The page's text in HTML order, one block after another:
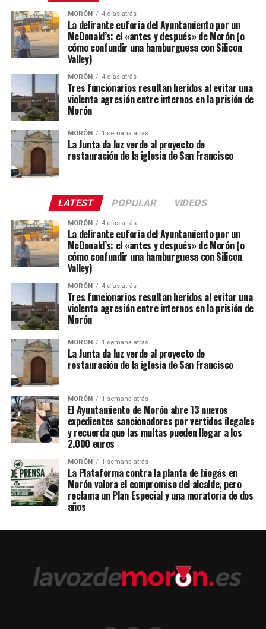
MORÓN 4 días atrás
La delirante euforia del Ayuntamiento por un
McDonald’s: el «antes y después» de Morón (o
cómo confundir una hamburguesa con Silicon
Valley)
MORÓN 4 días atrás
Tres funcionarios resultan heridos al evitar una
violenta agresión entre internos en la prisión de
Morón
MORÓN 1 semana atrás
La Junta da luz verde al proyecto de
restauración de la iglesia de San Francisco
LATEST POPULAR VIDEOS
MORÓN 4 días atrás
La delirante euforia del Ayuntamiento por un
McDonald’s: el «antes y después» de Morón (o
cómo confundir una hamburguesa con Silicon
Valley)
MORÓN 4 días atrás
Tres funcionarios resultan heridos al evitar una
violenta agresión entre internos en la prisión de
Morón
MORÓN 1 semana atrás
La Junta da luz verde al proyecto de
restauración de la iglesia de San Francisco
MORÓN 1 semana atrás
El Ayuntamiento de Morón abre 13 nuevos
expedientes sancionadores por vertidos ilegales
y recuerda que las multas pueden llegar a los
2.000 euros
MORÓN 1 semana atrás
La Plataforma contra la planta de biogás en
Morón valora el compromiso del alcalde, pero
reclama un Plan Especial y una moratoria de dos
años